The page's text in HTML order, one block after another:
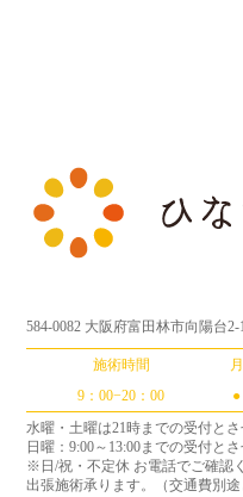
584-0082 大阪府富田林市向陽台2-
施術時間 月
9：00−20：00
●
水曜・土曜は21時までの受付とさ
日曜：9:00～13:00までの受付と
※日/祝・不定休 お電話でご確認
出張施術承ります。（交通費別途